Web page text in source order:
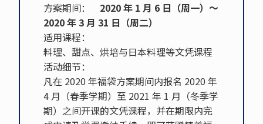
方案期间： 2020 年 1 月 6 日（周一）～
2020 年 3 月 31 日（周二）
适用课程：
料理、甜点、烘培与日本料理等文凭课程
活动细节：
凡在 2020 年福袋方案期间内报名 2020 年
4 月（春季学期）至 2021 年 1 月（冬季学
期）之间开课的文凭课程，并在期限内完